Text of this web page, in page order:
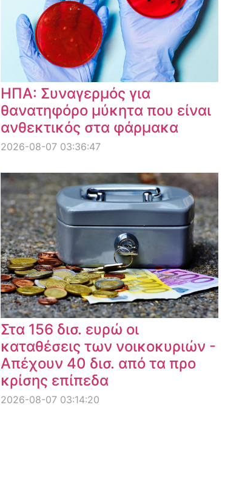
ΗΠΑ: Συναγερμός για
θανατηφόρο μύκητα που είναι
ανθεκτικός στα φάρμακα
2026-08-07 03:36:47
Στα 156 δισ. ευρώ οι
καταθέσεις των νοικοκυριών -
Απέχουν 40 δισ. από τα προ
κρίσης επίπεδα
2026-08-07 03:14:20